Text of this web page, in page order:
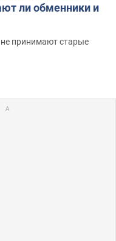
ли обменники и
принимают старые